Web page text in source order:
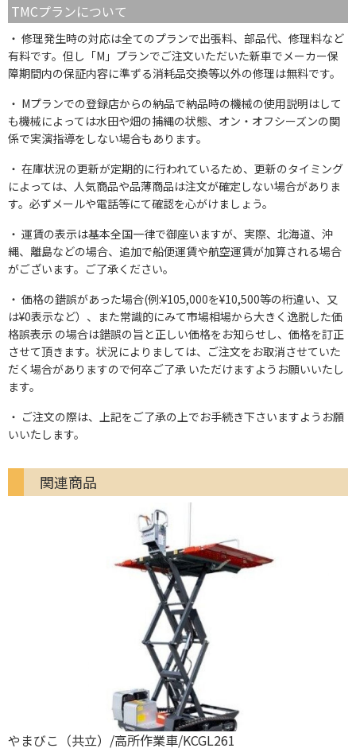
TMCプランについて
修理発生時の対応は全てのプランで出張料、部品代、修理料など
有料です。但し「M」プランでご注文いただいた新車でメーカー保
障期間内の保証内容に準ずる消耗品交換等以外の修理は無料です。
Mプランでの登録店からの納品で納品時の機械の使用説明はして
も機械によっては水田や畑の捕縄の状態、オン・オフシーズンの関
係で実演指導をしない場合もあります。
在庫状況の更新が定期的に行われているため、更新のタイミング
によっては、人気商品や品薄商品は注文が確定しない場合がありま
す。必ずメールや電話等にて確認を心がけましょう。
運賃の表示は基本全国一律で御座いますが、実際、北海道、沖
縄、離島などの場合、追加で船便運賃や航空運賃が加算される場合
がございます。ご了承ください。
価格の錯誤があった場合(例:¥105,000を¥10,500等の桁違い、又
は¥0表示など）、また常識的にみて市場相場から大きく逸脱した価
格誤表示 の場合は錯誤の旨と正しい価格をお知らせし、価格を訂正
させて頂きます。状況によりましては、ご注文をお取消させていた
だく場合がありますので何卒ご了承 いただけますようお願いいたし
ます。
ご注文の際は、上記をご了承の上でお手続き下さいますようお願
いいたします。
関連商品
やまびこ（共立）/高所作業車/KCGL261